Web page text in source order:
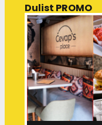
Dulist PROMO